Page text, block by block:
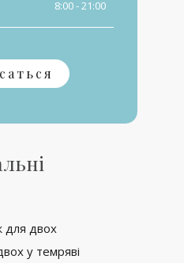
8:00 - 21:00
для двох
у темряві